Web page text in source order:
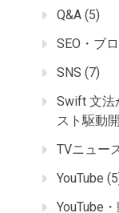
Q&A (5)
SEO・ブ
SNS (7)
Swift 文法
スト駆動
TVニュー
YouTube
YouTube